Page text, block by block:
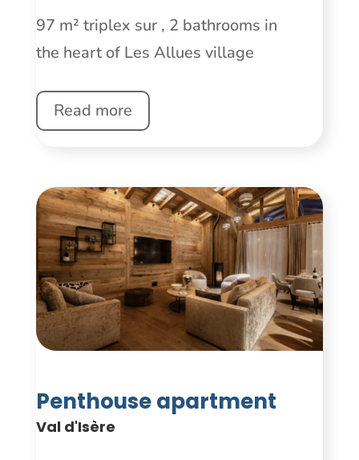
97 m² triplex sur , 2 bathrooms in
the heart of Les Allues village
Read more
Penthouse apartment
Val d'Isère